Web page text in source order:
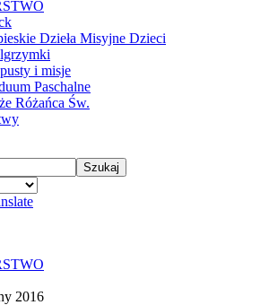
Dzieła Misyjne Dzieci
i misje
Paschalne
Różańca Św.
Szukaj
2016